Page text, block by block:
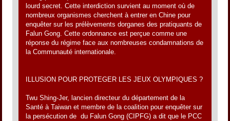
lourd secret. Cette interdiction survient au moment où de
nombreux organismes cherchent à entrer en Chine pour
enquêter sur les prélèvements dorganes des pratiquants de
Falun Gong. Cette ordonnance est perçue comme une
réponse du régime face aux nombreuses condamnations de
la Communauté internationale.
ILLUSION POUR PROTEGER LES JEUX OLYMPIQUES ?
Twu Shing-Jer, lancien directeur du département de la
Santé à Taiwan et membre de la coalition pour enquêter sur
la persécution de du Falun Gong (CIPFG) a dit que le PCC